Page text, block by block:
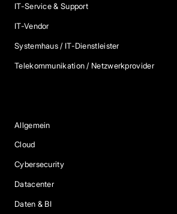
IT-Service & Support
IT-Vendor
Systemhaus / IT-Dienstleister
Telekommunikation / Netzwerkprovider
Allgemein
Cloud
Cybersecurity
Datacenter
Daten & BI